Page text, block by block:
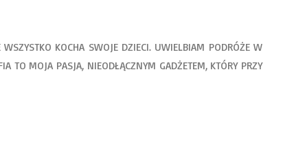
KOCHA SWOJE DZIECI. UWIELBIAM PODRÓŻE W
TO MOJA PASJA, NIEODŁĄCZNYM GADŻETEM, KTÓRY PRZY